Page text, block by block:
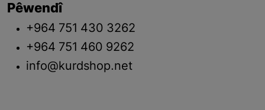
Pêwendî
+964 751 430 3262
+964 751 460 9262
info@kurdshop.net